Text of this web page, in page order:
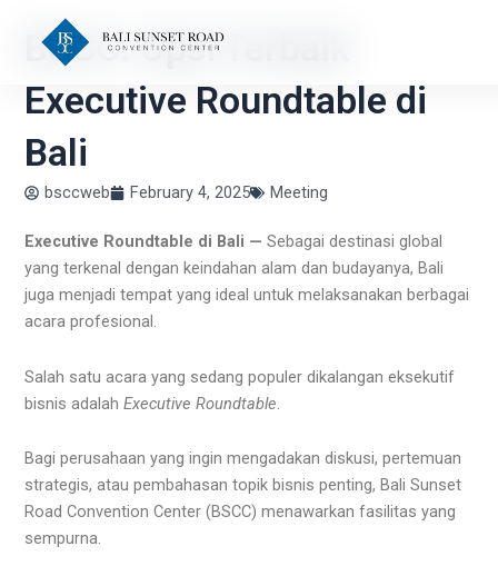
contentBSCC: Opsi Terbaik
Executive Roundtable di
Bali
bsccweb February 4, 2025 Meeting
Executive Roundtable di Bali —Sebagai destinasi global
yang terkenal dengan keindahan alam dan budayanya, Bali
juga menjadi tempat yang ideal untuk melaksanakan berbagai
acara profesional.
Salah satu acara yang sedang populer dikalangan eksekutif
bisnis adalahExecutive Roundtable.
Bagi perusahaan yang ingin mengadakan diskusi, pertemuan
strategis, atau pembahasan topik bisnis penting, Bali Sunset
Road Convention Center (BSCC) menawarkan fasilitas yang
sempurna.